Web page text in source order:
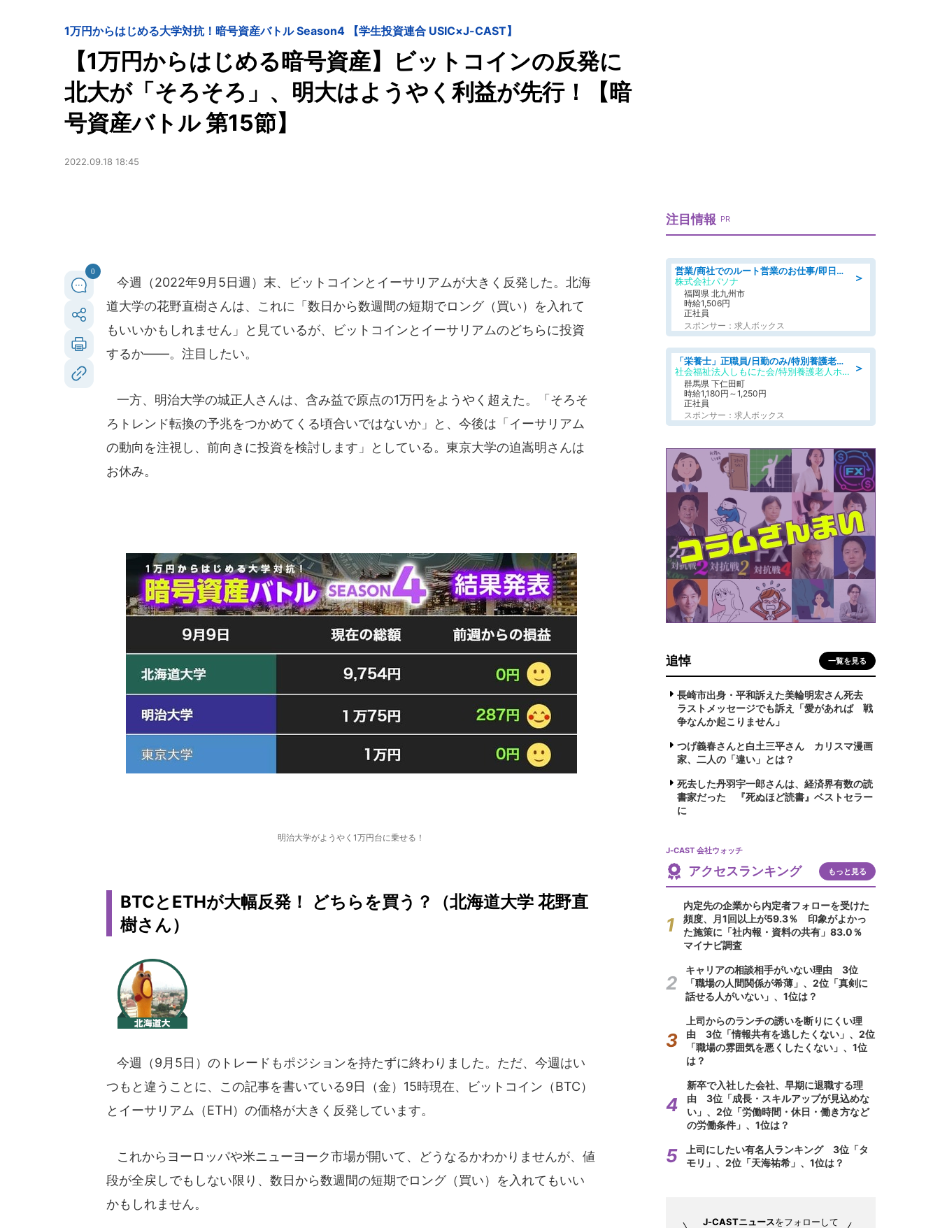
1万円からはじめる大学対抗！暗号資産バトル Season4 【学生投資連合 USIC×J-CAST】
【1万円からはじめる暗号資産】ビットコインの反発に
北大が「そろそろ」、明大はようやく利益が先行！【暗
号資産バトル 第15節】
2022.09.18 18:45
0
今週（2022年9月5日週）末、ビットコインとイーサリアムが大きく反発した。北海
道大学の花野直樹さんは、これに「数日から数週間の短期でロング（買い）を入れて
もいいかもしれません」と見ているが、ビットコインとイーサリアムのどちらに投資
するか――。注目したい。
一方、明治大学の城正人さんは、含み益で原点の1万円をようやく超えた。「そろそ
ろトレンド転換の予兆をつかめてくる頃合いではないか」と、今後は「イーサリアム
の動向を注視し、前向きに投資を検討します」としている。東京大学の迫嵩明さんは
お休み。
明治大学がようやく1万円台に乗せる！
BTCとETHが大幅反発！ どちらを買う？（北海道大学 花野直
樹さん）
今週（9月5日）のトレードもポジションを持たずに終わりました。ただ、今週はい
つもと違うことに、この記事を書いている9日（金）15時現在、ビットコイン（BTC）
とイーサリアム（ETH）の価格が大きく反発しています。
これからヨーロッパや米ニューヨーク市場が開いて、どうなるかわかりませんが、値
段が全戻しでもしない限り、数日から数週間の短期でロング（買い）を入れてもいい
かもしれません。
注目情報 PR
＞
営業/商社でのルート営業のお仕事/即日勤務可/車通勤可/営業
株式会社パソナ
福岡県 北九州市
時給1,506円
正社員
スポンサー：求人ボックス
＞
「栄養士」正職員/日勤のみ/特別養護老人ホーム
社会福祉法人しもにた会/特別養護老人ホーム かぶらの里
群馬県 下仁田町
時給1,180円～1,250円
正社員
スポンサー：求人ボックス
追悼 一覧を見る
長崎市出身・平和訴えた美輪明宏さん死去
ラストメッセージでも訴え「愛があれば 戦
争なんか起こりません」
つげ義春さんと白土三平さん カリスマ漫画
家、二人の「違い」とは？
死去した丹羽宇一郎さんは、経済界有数の読
書家だった 『死ぬほど読書』ベストセラー
に
J-CAST 会社ウォッチ
アクセスランキング もっと見る
内定先の企業から内定者フォローを受けた
頻度、月1回以上が59.3％ 印象がよかっ
た施策に「社内報・資料の共有」83.0％
マイナビ調査
キャリアの相談相手がいない理由 3位
「職場の人間関係が希薄」、2位「真剣に
話せる人がいない」、1位は？
上司からのランチの誘いを断りにくい理
由 3位「情報共有を逃したくない」、2位
「職場の雰囲気を悪くしたくない」、1位
は？
新卒で入社した会社、早期に退職する理
由 3位「成長・スキルアップが見込めな
い」、2位「労働時間・休日・働き方など
の労働条件」、1位は？
上司にしたい有名人ランキング 3位「タ
モリ」、2位「天海祐希」、1位は？
J-CASTニュースをフォローして